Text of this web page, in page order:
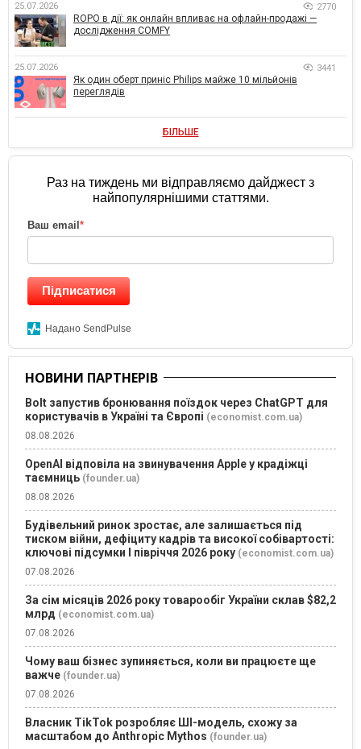
25.07.2026 2770
ROPO в дії: як онлайн впливає на офлайн-продажі —
дослідження COMFY
25.07.2026 3441
Як один оберт приніс Philips майже 10 мільйонів
переглядів
БІЛЬШЕ
Раз на тиждень ми відправляємо дайджест з
найпопулярнішими статтями.
Ваш email *
Підписатися
Надано SendPulse
НОВИНИ ПАРТНЕРІВ
Bolt запустив бронювання поїздок через ChatGPT для
користувачів в Україні та Європі (economist.com.ua)
08.08.2026
OpenAI відповіла на звинувачення Apple у крадіжці
таємниць (founder.ua)
08.08.2026
Будівельний ринок зростає, але залишається під
тиском війни, дефіциту кадрів та високої собівартості:
ключові підсумки І півріччя 2026 року (economist.com.ua)
07.08.2026
За сім місяців 2026 року товарообіг України склав $82,2
млрд (economist.com.ua)
07.08.2026
Чому ваш бізнес зупиняється, коли ви працюєте ще
важче (founder.ua)
07.08.2026
Власник TikTok розробляє ШІ-модель, схожу за
масштабом до Anthropic Mythos (founder.ua)